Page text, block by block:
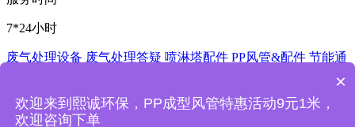
7*24小时
废气处理设备 废气处理答疑 喷淋塔配件 PP风管&配件 节能通
熙诚环保废气处理设备喷淋塔厂家主要产品：PP喷淋塔,洗涤
×
欢迎来到熙诚环保，PP成型风管特惠活动9元1米，
欢迎咨询下单